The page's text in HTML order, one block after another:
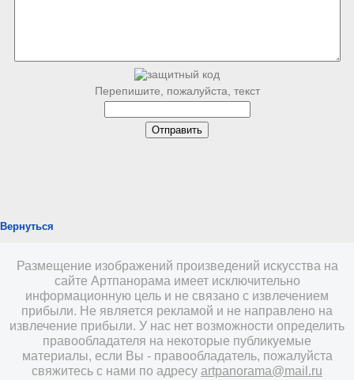
Перепишите, пожалуйста, текст
Вернуться
Размещение изображений произведений искусства на
сайте Артпанорама имеет исключительно
информационную цель и не связано с извлечением
прибыли. Не является рекламой и не направлено на
извлечение прибыли. У нас нет возможности определить
правообладателя на некоторые публикуемые
материалы, если Вы - правообладатель, пожалуйста
свяжитесь с нами по адресу artpanorama@mail.ru